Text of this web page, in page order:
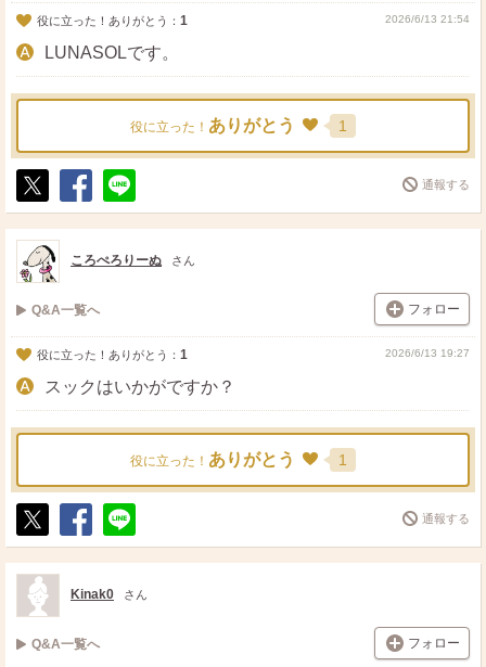
役に立った！ありがとう： 1 2026/6/13 21:54
LUNASOLです。
役に立った！ ありがとう 1
ポ
ス
ト
シ
ェ
送
る
通報する
ころぺろりーぬ さん
Q&A一覧へ フォロー
役に立った！ありがとう： 1 2026/6/13 19:27
スックはいかがですか？
役に立った！ ありがとう 1
ポ
ス
ト
シ
ェ
送
る
通報する
Kinak0 さん
Q&A一覧へ フォロー